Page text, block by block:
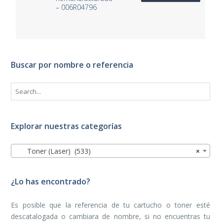
– 006R04796
Buscar por nombre o referencia
Explorar nuestras categorías
×
Toner (Laser) (533)
¿Lo has encontrado?
Es posible que la referencia de tu cartucho o toner esté
descatalogada o cambiara de nombre, si no encuentras tu